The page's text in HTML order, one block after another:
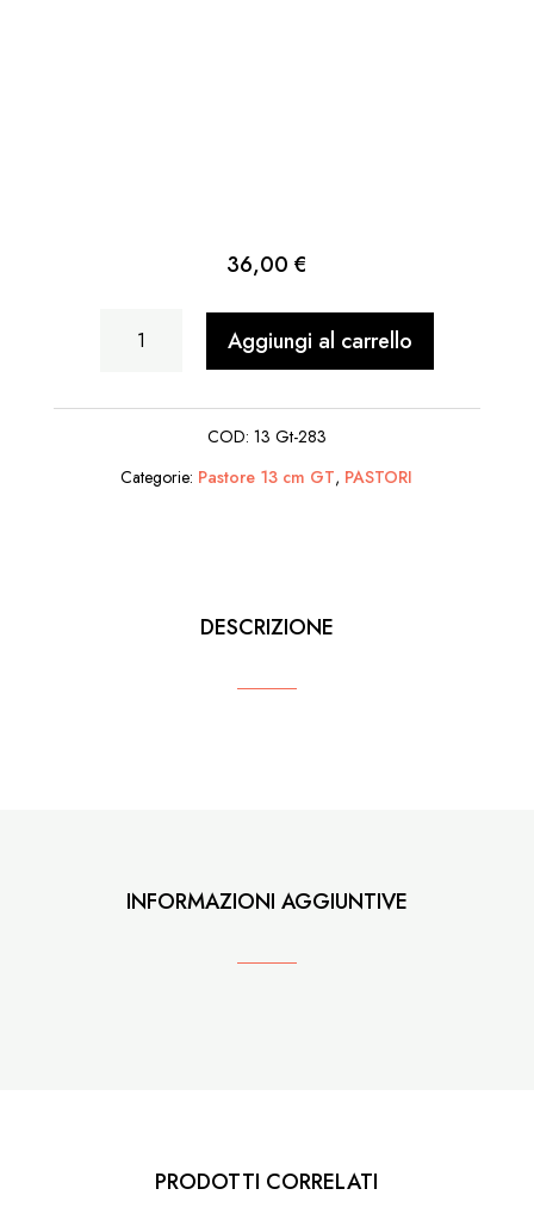
36,00€
Partoriente Aggiungi al carrello
COD: 13 Gt-283
Categorie: Pastore 13 cm GT, PASTORI
DESCRIZIONE
INFORMAZIONI AGGIUNTIVE
PRODOTTI CORRELATI